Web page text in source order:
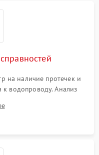
на наличие протечек и
водопроводу. Анализ
вращения
системы защиты